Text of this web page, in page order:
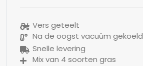
Vers geteelt
Na de oogst vacuüm gekoeld
Snelle levering
Mix van 4 soorten gras